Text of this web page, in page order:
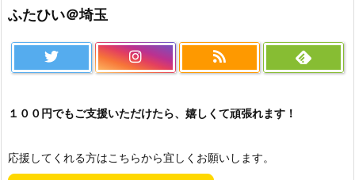
ふたひい＠埼玉
１００円でもご支援いただけたら、嬉しくて頑張れます！
応援してくれる方はこちらから宜しくお願いします。